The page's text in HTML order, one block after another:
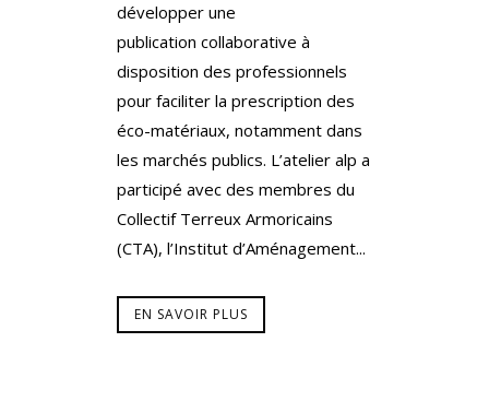
développer une
publication collaborative à
disposition des professionnels
pour faciliter la prescription des
éco-matériaux, notamment dans
les marchés publics. L’atelier alp a
participé avec des membres du
Collectif Terreux Armoricains
(CTA), l’Institut d’Aménagement...
EN SAVOIR PLUS